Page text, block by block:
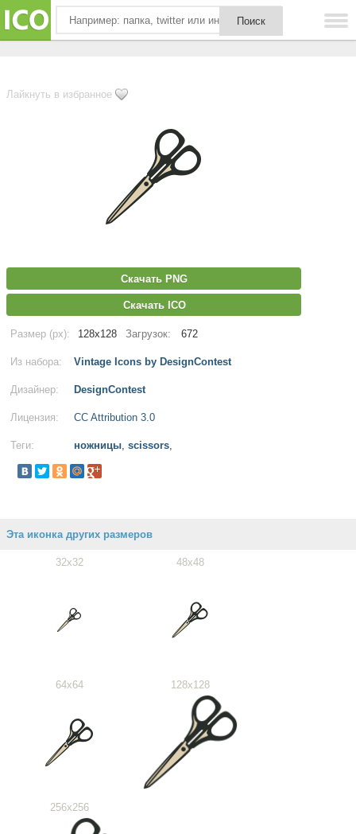
Лайкнуть в избранное
Скачать PNG
Скачать ICO
Размер (px): 128x128 Загрузок: 672
Из набора: Vintage Icons by DesignContest
Дизайнер: DesignContest
Лицензия: CC Attribution 3.0
Теги: ножницы, scissors,
Эта иконка других размеров
32x32 48x48
64x64 128x128
256x256